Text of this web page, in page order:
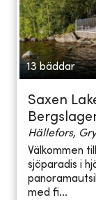
13 bäddar
Saxen
Hällefors,
Välkommen
sjöparadis i
med fi...